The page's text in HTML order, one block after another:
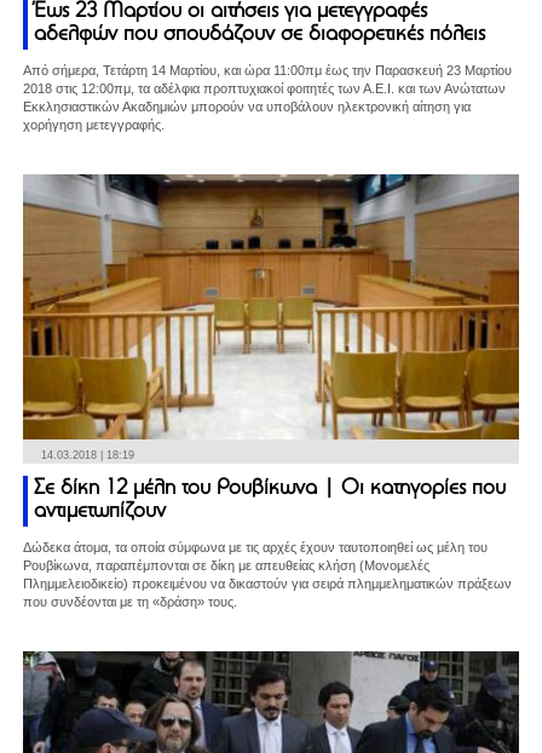
Έως 23 Μαρτίου οι αιτήσεις για μετεγγραφές
αδελφών που σπουδάζουν σε διαφορετικές πόλεις
Από σήμερα, Τετάρτη 14 Μαρτίου, και ώρα 11:00πμ έως την Παρασκευή 23 Μαρτίου
2018 στις 12:00πμ, τα αδέλφια προπτυχιακοί φοιτητές των Α.Ε.Ι. και των Ανώτατων
Εκκλησιαστικών Ακαδημιών μπορούν να υποβάλουν ηλεκτρονική αίτηση για
χορήγηση μετεγγραφής.
14.03.2018 | 18:19
Σε δίκη 12 μέλη του Ρουβίκωνα | Οι κατηγορίες που
αντιμετωπίζουν
Δώδεκα άτομα, τα οποία σύμφωνα με τις αρχές έχουν ταυτοποιηθεί ως μέλη του
Ρουβίκωνα, παραπέμπονται σε δίκη με απευθείας κλήση (Μονομελές
Πλημμελειοδικείο) προκειμένου να δικαστούν για σειρά πλημμεληματικών πράξεων
που συνδέονται με τη «δράση» τους.